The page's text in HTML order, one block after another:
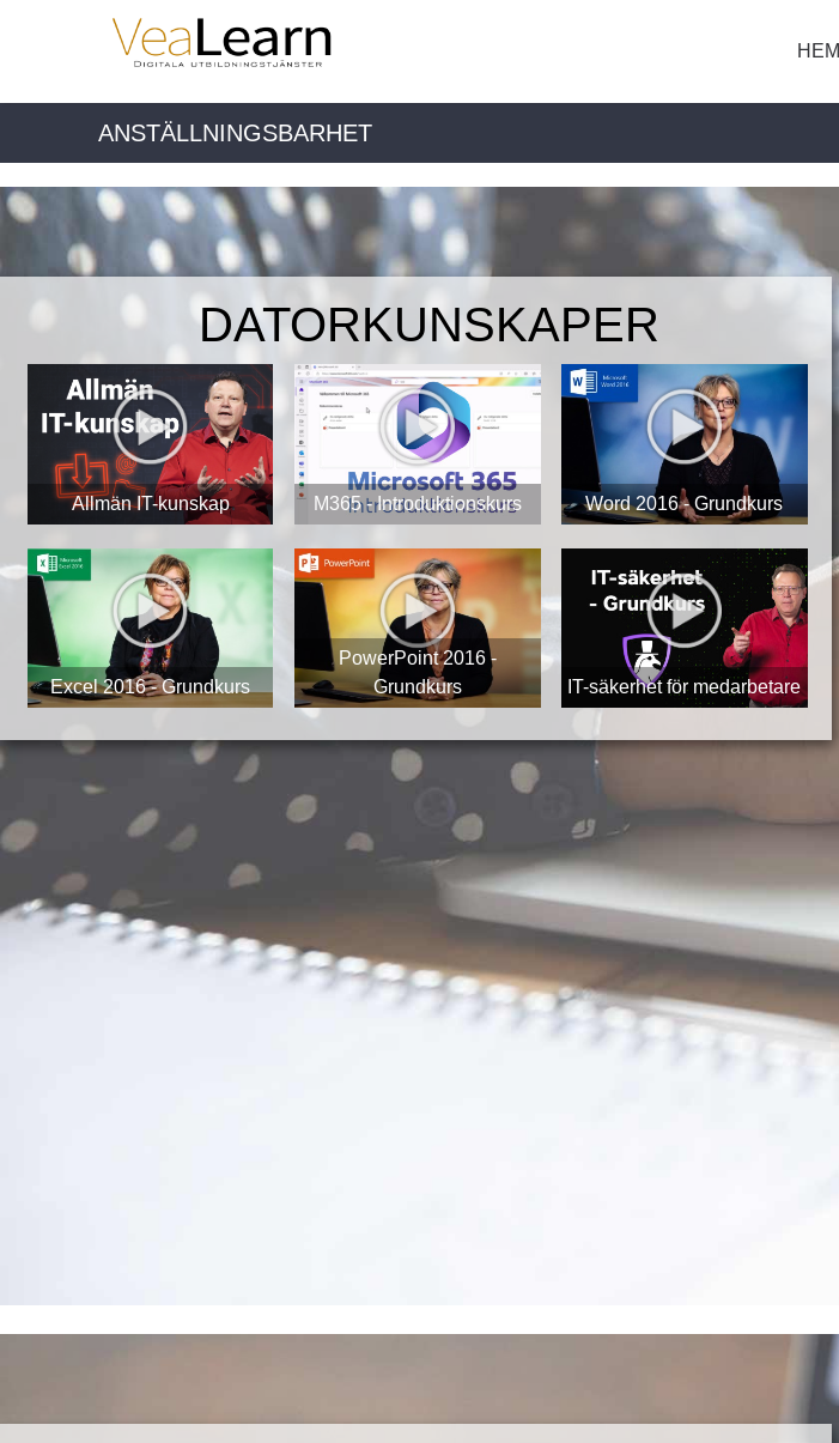
HEM
ANSTÄLLNINGSBARHET
DATORKUNSKAPER
Allmän IT-kunskap M365 - Introduktionskurs Word 2016 - Grundkurs
Excel 2016 - Grundkurs
PowerPoint 2016 -
Grundkurs
IT-säkerhet för medarbetare